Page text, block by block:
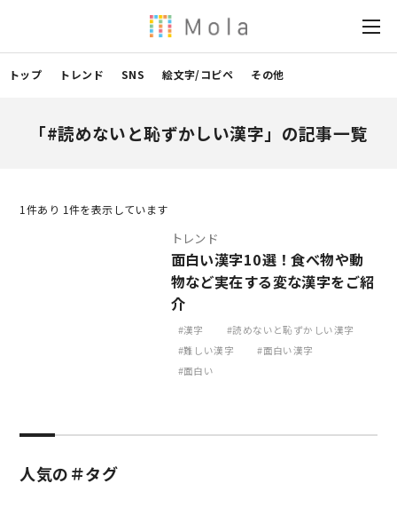
トップ トレンド SNS 絵文字/コピペ その他
「#読めないと恥ずかしい漢字」の記事一覧
1 件あり 1件を表示しています
トレンド
面白い漢字10選！食べ物や動
物など実在する変な漢字をご紹
介
漢字
読めないと恥ずかしい漢字
難しい漢字
面白い漢字
面白い
人気の＃タグ